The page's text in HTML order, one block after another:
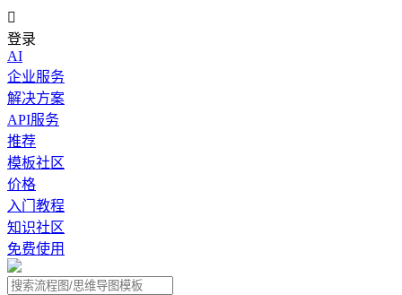

登录
AI
企业服务
解决方案
API服务
推荐
模板社区
价格
入门教程
知识社区
免费使用